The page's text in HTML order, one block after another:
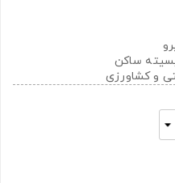
ساکن
و کشاورزی